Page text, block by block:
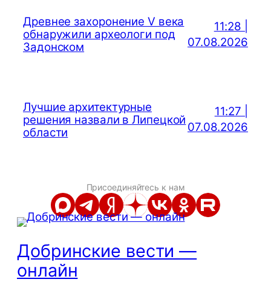
Древнее захоронение V века
обнаружили археологи под
Задонском
11:28 |
07.08.2026
Лучшие архитектурные
решения назвали в Липецкой
области
11:27 |
07.08.2026
Присоединяйтесь к нам
Добринские вести —
онлайн